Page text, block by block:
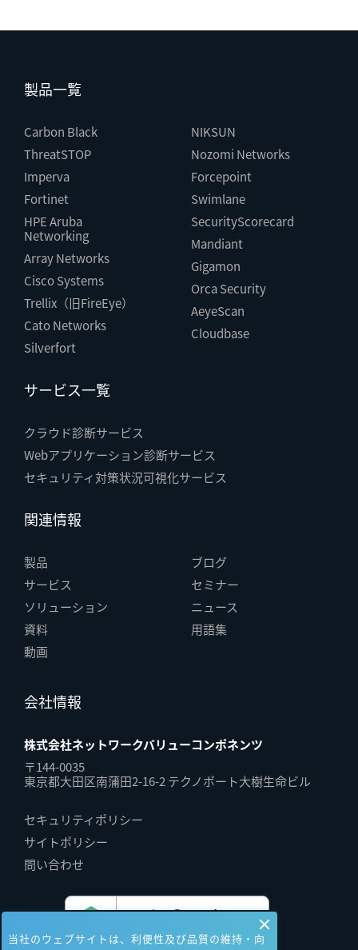
製品一覧
Carbon Black
ThreatSTOP
Imperva
Fortinet
HPE Aruba
Networking
Array Networks
Cisco Systems
Trellix（旧FireEye）
Cato Networks
Silverfort
NIKSUN
Nozomi Networks
Forcepoint
Swimlane
SecurityScorecard
Mandiant
Gigamon
Orca Security
AeyeScan
Cloudbase
サービス一覧
クラウド診断サービス
Webアプリケーション診断サービス
セキュリティ対策状況可視化サービス
関連情報
製品
サービス
ソリューション
資料
動画
ブログ
セミナー
ニュース
用語集
会社情報
株式会社ネットワークバリューコンポネンツ
〒144-0035
東京都大田区南蒲田2-16-2 テクノポート大樹生命ビル
セキュリティポリシー
サイトポリシー
問い合わせ
当社のウェブサイトは、利便性及び品質の維持・向